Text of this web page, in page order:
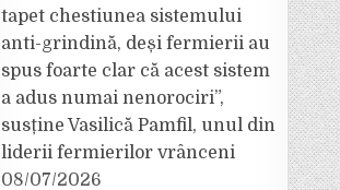
tapet chestiunea sistemului
anti-grindină, deși fermierii au
spus foarte clar că acest sistem
a adus numai nenorociri”,
susține Vasilică Pamfil, unul din
liderii fermierilor vrânceni
08/07/2026